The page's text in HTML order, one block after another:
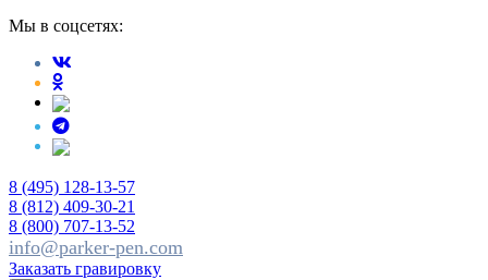
Мы в соцсетях:
8 (495) 128-13-57
8 (812) 409-30-21
8 (800) 707-13-52
info@parker-pen.com
Заказать гравировку